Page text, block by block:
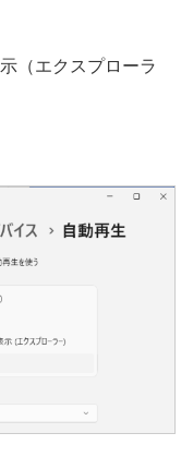
（エクスプローラ